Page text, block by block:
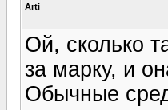
Arti
Ой, сколько
за марку, и
Обычные